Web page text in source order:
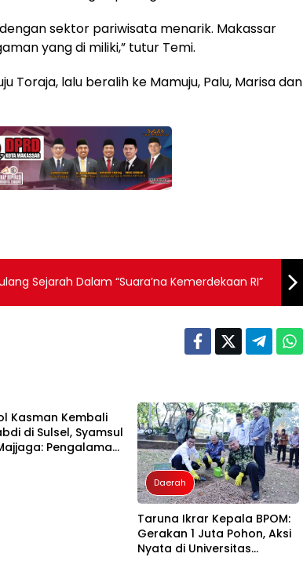
sektor pariwisata menarik. Makassar
yang di miliki,” tutur Temi.
Toraja, lalu beralih ke Mamuju, Palu, Marisa dan
Sejarah Dalam “Suara’na Kemerdekaan RI”
Kasman Kembali
di Sulsel, Syamsul
Pengalaman
Daerah
Taruna Ikrar Kepala BPOM:
Gerakan 1 Juta Pohon, Aksi
Nyata di Universitas
Daerah